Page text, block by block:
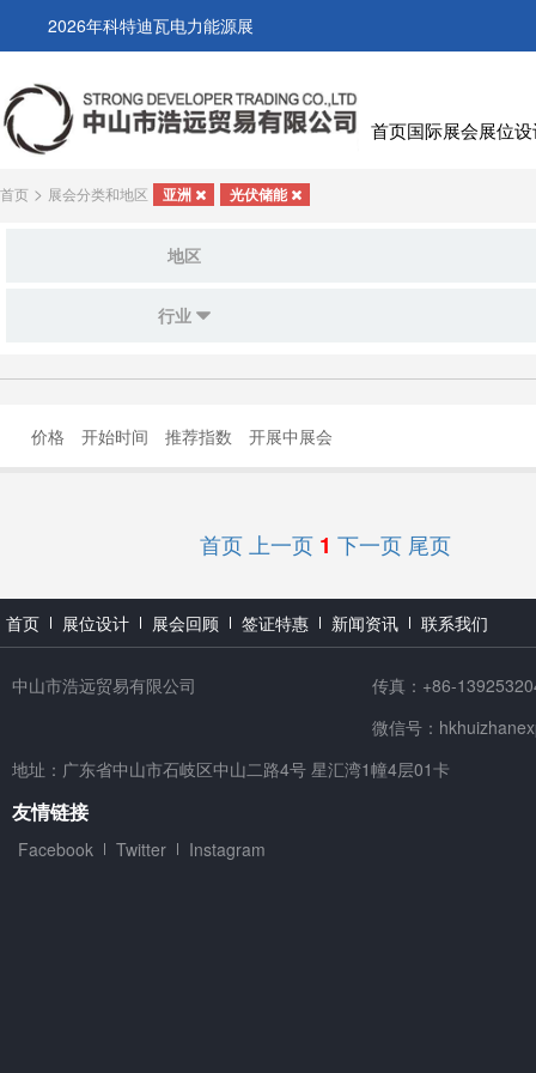
2026年科特迪瓦电力能源展
首页国际展会展位
首页 > 展会分类和地区 亚洲 光伏储能
地区
行业
价格 开始时间 推荐指数 开展中展会
首页 上一页 1 下一页 尾页
首页 展位设计 展会回顾 签证特惠 新闻资讯 联系我们
中山市浩远贸易有限公司
传真：+86-
微信号：
地址：广东省中山市石岐区中山二路4号 星汇湾1幢4层01卡
友情链接
Facebook Twitter Instagram